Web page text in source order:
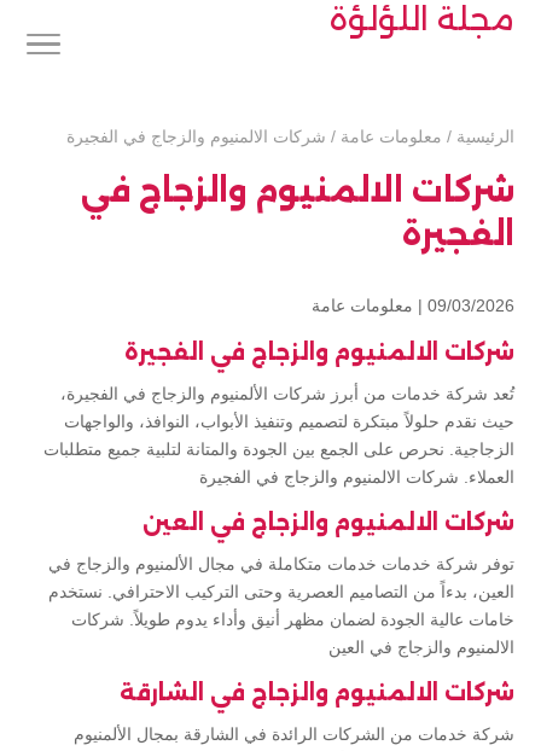
مجلة اللؤلؤة
الرئيسية / معلومات عامة / شركات الالمنيوم والزجاج في الفجيرة
شركات الالمنيوم والزجاج في
الفجيرة
09/03/2026 | معلومات عامة
شركات الالمنيوم والزجاج في الفجيرة
تُعد شركة خدمات من أبرز شركات الألمنيوم والزجاج في الفجيرة،
حيث نقدم حلولاً مبتكرة لتصميم وتنفيذ الأبواب، النوافذ، والواجهات
الزجاجية. نحرص على الجمع بين الجودة والمتانة لتلبية جميع متطلبات
العملاء. شركات الالمنيوم والزجاج في الفجيرة
شركات الالمنيوم والزجاج في العين
توفر شركة خدمات خدمات متكاملة في مجال الألمنيوم والزجاج في
العين، بدءاً من التصاميم العصرية وحتى التركيب الاحترافي. نستخدم
خامات عالية الجودة لضمان مظهر أنيق وأداء يدوم طويلاً. شركات
الالمنيوم والزجاج في العين
شركات الالمنيوم والزجاج في الشارقة
شركة خدمات من الشركات الرائدة في الشارقة بمجال الألمنيوم